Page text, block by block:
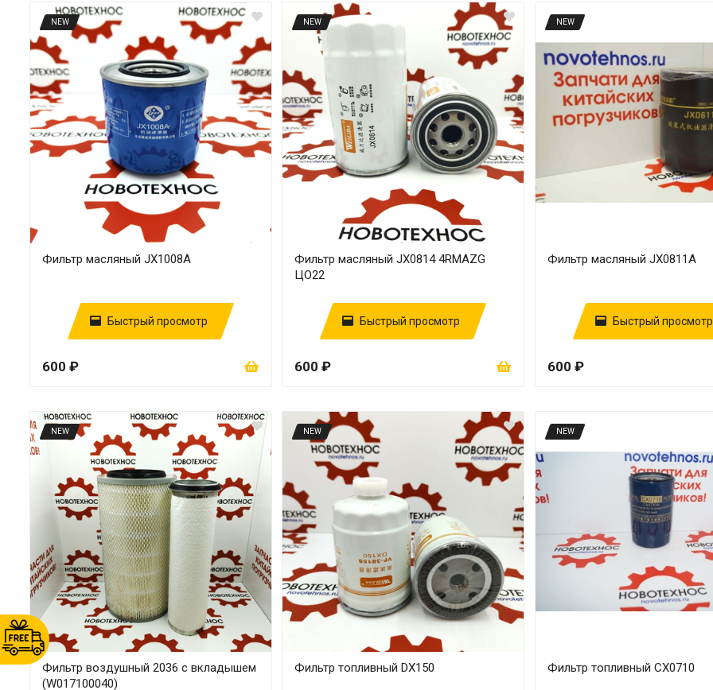
NEW
Фильтр масляный JX1008A
Быстрый просмотр
600 ₽
NEW
Фильтр масляный JX0814 4RMAZG
ЦО22
Быстрый просмотр
600 ₽
NEW
Фильтр масляный JX0811А
Быстрый просмотр
600 ₽
NEW
Фильтр воздушный 2036 с вкладышем
(W017100040)
NEW
Фильтр топливный DX150
NEW
Фильтр топливный CX0710